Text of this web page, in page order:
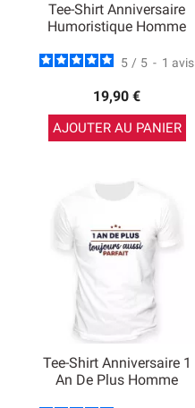
Tee-Shirt Anniversaire
Humoristique Homme
5 / 5 - 1 avis
19,90 €
AJOUTER AU PANIER
Tee-Shirt Anniversaire 1
An De Plus Homme